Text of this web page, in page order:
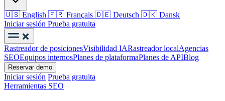
🇺🇸 English 🇫🇷 Français 🇩🇪 Deutsch 🇩🇰 Dansk
Iniciar sesión Prueba gratuita
Rastreador de posicionesVisibilidad IARastreador localAgencias
SEOEquipos internosPlanes de plataformaPlanes de APIBlog
Reservar demo
Iniciar sesión Prueba gratuita
Herramientas SEO